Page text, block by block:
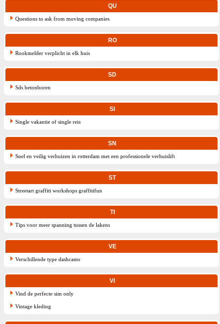
QU
Questions to ask from moving companies
RO
Rookmelder verplicht in elk huis
SD
Sds betonboren
SI
Single vakantie of single reis
SN
Snel en veilig verhuizen in rotterdam met een professionele verhuislift
ST
Streetart graffiti workshops graffitifun
TI
Tips voor meer spanning tussen de lakens
VE
Verschillende type dashcams
VI
Vind de perfecte sim only
Vintage kleding